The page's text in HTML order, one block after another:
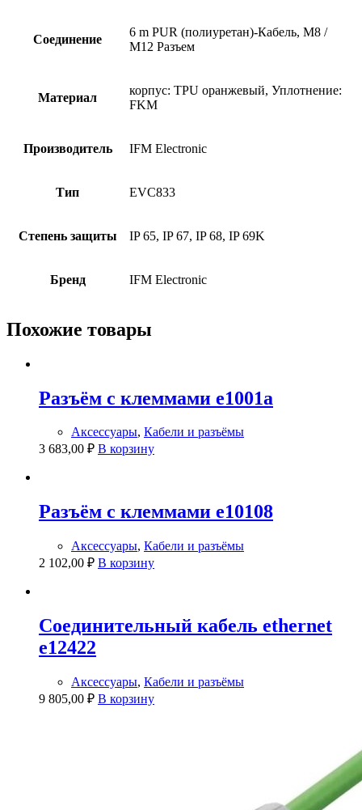
Соединение
6 m PUR (полиуретан)-Кабель, M8 /
M12 Разъем
Материал
корпус: TPU оранжевый, Уплотнение:
FKM
Производитель IFM Electronic
Тип EVC833
Степень защиты IP 65, IP 67, IP 68, IP 69K
Бренд IFM Electronic
Похожие товары
Разъём с клеммами e1001a
Аксессуары, Кабели и разъёмы
3 683,00 ₽ В корзину
Разъём с клеммами e10108
Аксессуары, Кабели и разъёмы
2 102,00 ₽ В корзину
Соединительный кабель ethernet
e12422
Аксессуары, Кабели и разъёмы
9 805,00 ₽ В корзину